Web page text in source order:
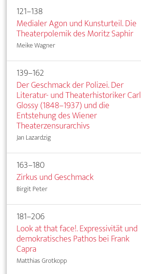
121–138
Medialer Agon und Kunsturteil. Die
Theaterpolemik des Moritz Saphir
Meike Wagner
139–162
Der Geschmack der Polizei. Der
Literatur- und Theaterhistoriker Carl
Glossy (1848–1937) und die
Entstehung des Wiener
Theaterzensurarchivs
Jan Lazardzig
163–180
Zirkus und Geschmack
Birgit Peter
181–206
Look at that face!. Expressivität und
demokratisches Pathos bei Frank
Capra
Matthias Grotkopp